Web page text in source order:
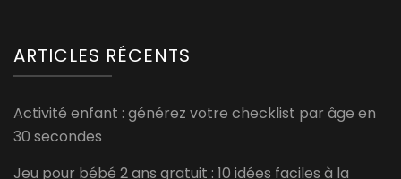
ARTICLES RÉCENTS
Activité enfant : générez votre checklist par âge en
30 secondes
Jeu pour bébé 2 ans gratuit : 10 idées faciles à la